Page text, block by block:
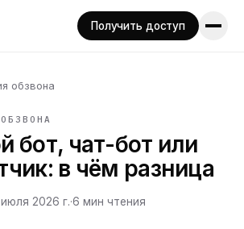
Получить доступ
обзвона
бот, чат-бот или
в чём разница
2026 г.·6 мин чтения